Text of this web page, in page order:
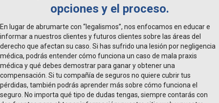
opciones y el proceso.
En lugar de abrumarte con “legalismos”, nos enfocamos en educar e
informar a nuestros clientes y futuros clientes sobre las áreas del
derecho que afectan su caso. Si has sufrido una lesión por negligencia
médica, podrás entender cómo funciona un caso de mala praxis
médica y qué debes demostrar para ganar y obtener una
compensación. Si tu compañía de seguros no quiere cubrir tus
pérdidas, también podrás aprender más sobre cómo funciona el
seguro. No importa qué tipo de dudas tengas, siempre contarás con